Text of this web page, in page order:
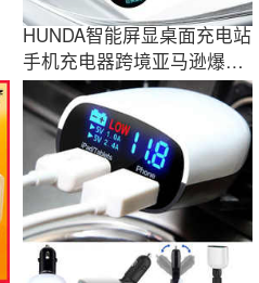
HUNDA智能屏显桌面充电站
手机充电器跨境亚马逊爆品
快充充电头